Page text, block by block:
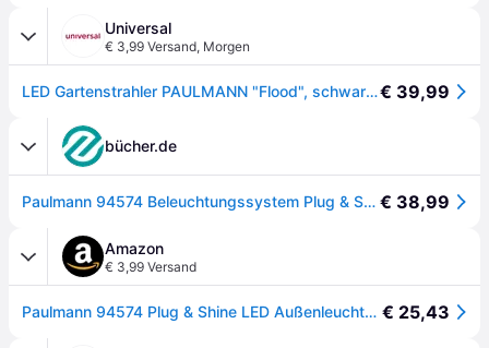
Universal
€ 3,99 Versand, Morgen
LED Gartenstrahler PAULMANN "Flood", schwarz, H:10,3cm, Leuchten, LED Gartenstrahler, LED-Modul€ 39,99
bücher.de
Paulmann 94574 Beleuchtungssystem Plug & Shine 6.8W Warmweiß Schwarz € 38,99
Amazon
€ 3,99 Versand
Paulmann 94574 Plug & Shine LED Außenleuchte Gartenstrahler Fluter IP65 Warmweiß incl. 1x6,8 Watt Schwarz Aluminium Spot 3000 K € 25,43